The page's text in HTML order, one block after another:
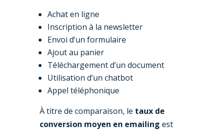
Achat en ligne
Inscription à la newsletter
Envoi d’un formulaire
Ajout au panier
Téléchargement d’un document
Utilisation d’un chatbot
Appel téléphonique
À titre de comparaison, le taux de
conversion moyen en emailing est